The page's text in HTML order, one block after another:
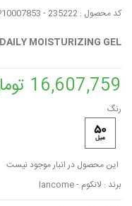
کد محصول :- 235222
MOISTURIZING GEL
16,607,759 تومان
رنگ
این محصول در انبار موجود نیست
برند : لانکوم - lancome